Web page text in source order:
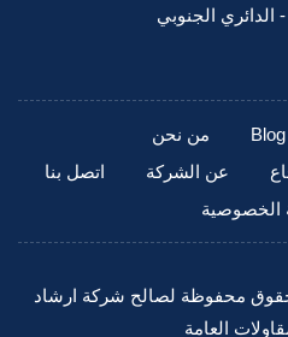
الجنوبي
Blog
من نحن
عن الشركة
اتصل بنا
الخصوصية
© جميع الحقوق محفوظة لصالح شركة ارشاد
العامة